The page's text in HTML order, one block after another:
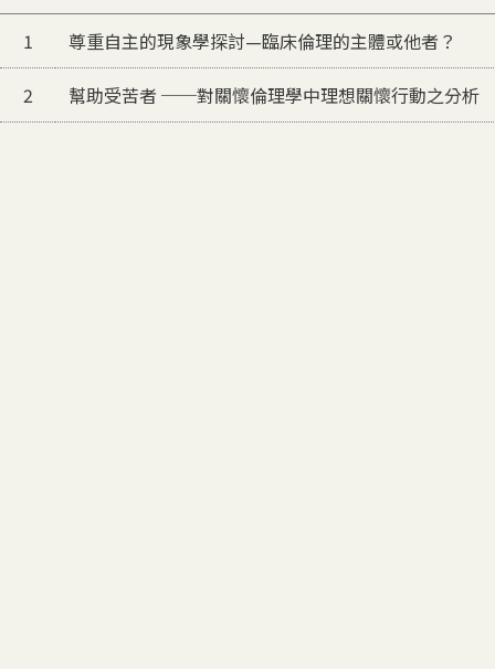
1 尊重自主的現象學探討—臨床倫理的主體或他者？
2 幫助受苦者 ──對關懷倫理學中理想關懷行動之分析